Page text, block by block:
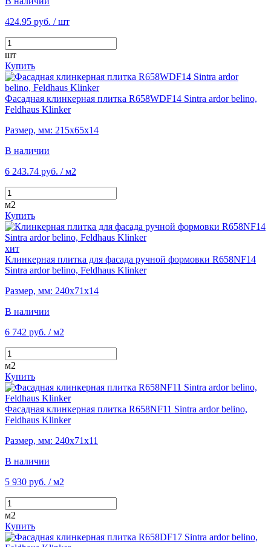
424.95 руб. / шт
шт
Купить
Фасадная клинкерная плитка R658WDF14 Sintra ardor belino,
Feldhaus Klinker
Размер, мм: 215х65х14
В наличии
6 243.74 руб. / м2
м2
Купить
хит
Клинкерная плитка для фасада ручной формовки R658NF14
Sintra ardor belino, Feldhaus Klinker
Размер, мм: 240х71х14
В наличии
6 742 руб. / м2
м2
Купить
Фасадная клинкерная плитка R658NF11 Sintra ardor belino,
Feldhaus Klinker
Размер, мм: 240х71х11
В наличии
5 930 руб. / м2
м2
Купить